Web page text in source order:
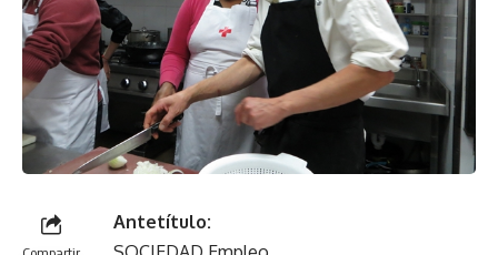
Antetítulo: